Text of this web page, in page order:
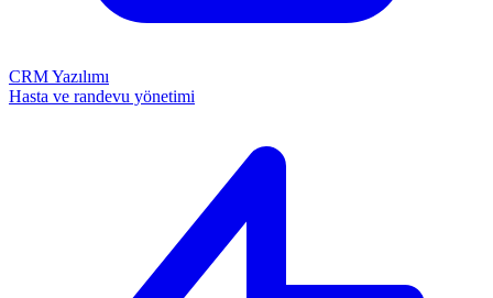
CRM Yazılımı
Hasta ve randevu yönetimi